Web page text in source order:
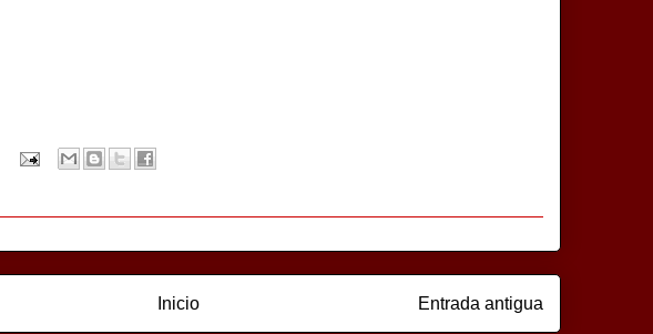
Entrada antigua
Inicio